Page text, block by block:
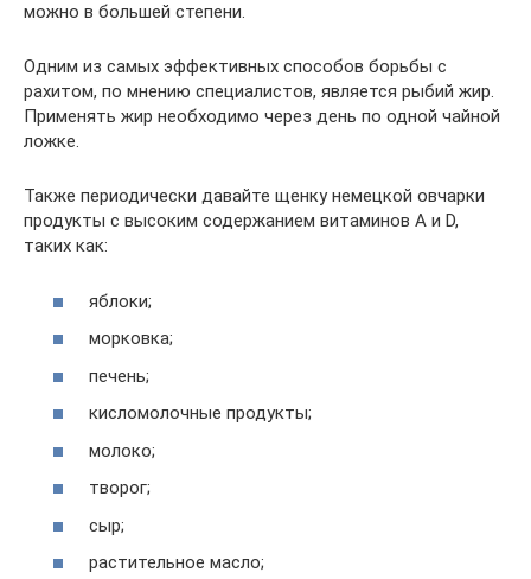
можно в большей степени.
Одним из самых эффективных способов борьбы с
рахитом, по мнению специалистов, является рыбий жир.
Применять жир необходимо через день по одной чайной
ложке.
Также периодически давайте щенку немецкой овчарки
продукты с высоким содержанием витаминов A и D,
таких как:
яблоки;
морковка;
печень;
кисломолочные продукты;
молоко;
творог;
сыр;
растительное масло;